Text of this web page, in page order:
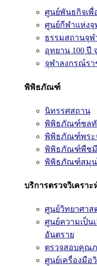
ศูนย์พันธกิจเพื่
ศูนย์กีฬาแห่ง
ธรรมสถานจุ
อุทยาน 100 ปี
จุฬาลงกรณ์ร
พิพิธภัณฑ์
นิทรรศสถาน
พิพิธภัณฑ์ชลทั
พิพิธภัณฑ์พระ
พิพิธภัณฑ์พืช
พิพิธภัณฑ์สมุน
บริการตรวจวิเครา
ศูนย์วิทยาศาส
ศูนย์ความเป็น
อันตราย
ตรวจสอบคุณ
ศูนย์เครื่องมือ